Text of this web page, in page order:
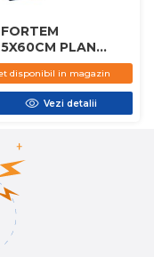
PLAN
disponibil in magazin
Vezi detalii